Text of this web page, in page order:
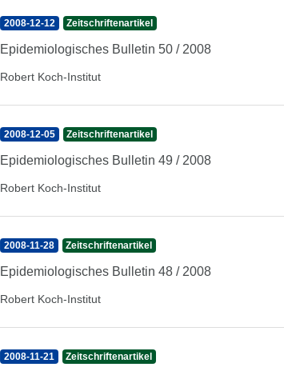
2008-12-12 Zeitschriftenartikel
Epidemiologisches Bulletin 50 / 2008
Robert Koch-Institut
2008-12-05 Zeitschriftenartikel
Epidemiologisches Bulletin 49 / 2008
Robert Koch-Institut
2008-11-28 Zeitschriftenartikel
Epidemiologisches Bulletin 48 / 2008
Robert Koch-Institut
2008-11-21 Zeitschriftenartikel